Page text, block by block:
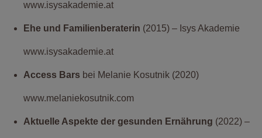
www.isysakademie.at
Ehe und Familienberaterin (2015) – Isys Akademie
www.isysakademie.at
Access Bars bei Melanie Kosutnik (2020)
www.melaniekosutnik.com
Aktuelle Aspekte der gesunden Ernährung (2022) –